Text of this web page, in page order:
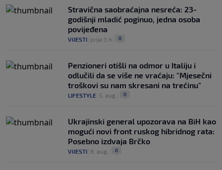
Stravična saobraćajna nesreća: 23-
godišnji mladić poginuo, jedna osoba
povijeđena
VIJESTI prije 3 h 0
Penzioneri otišli na odmor u Italiju i
odlučili da se više ne vraćaju: "Mjesečni
troškovi su nam skresani na trećinu"
LIFESTYLE 5. aug. 0
Ukrajinski general upozorava na BiH kao
mogući novi front ruskog hibridnog rata:
Posebno izdvaja Brčko
VIJESTI 8. aug. 0